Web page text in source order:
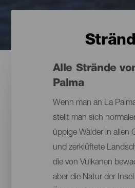
Alle Strände
Palma
Wenn man an La
stellt man sich
üppige Wälder in allen
und zerklüftete
die von Vulkanen
aber die Natur der